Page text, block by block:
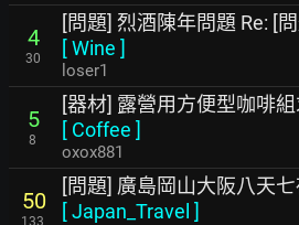
4
30
[問題] 烈酒陳年問題 Re: [
[Wine ]
loser1
5
8
[器材] 露營用方便型咖啡
[ Coffee ]
oxox881
50
[問題] 廣島岡山大阪八天
[Japan_Travel ]